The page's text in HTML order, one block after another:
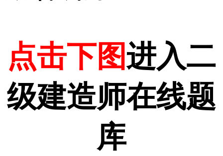
点击下图进入二
级建造师在线题
库